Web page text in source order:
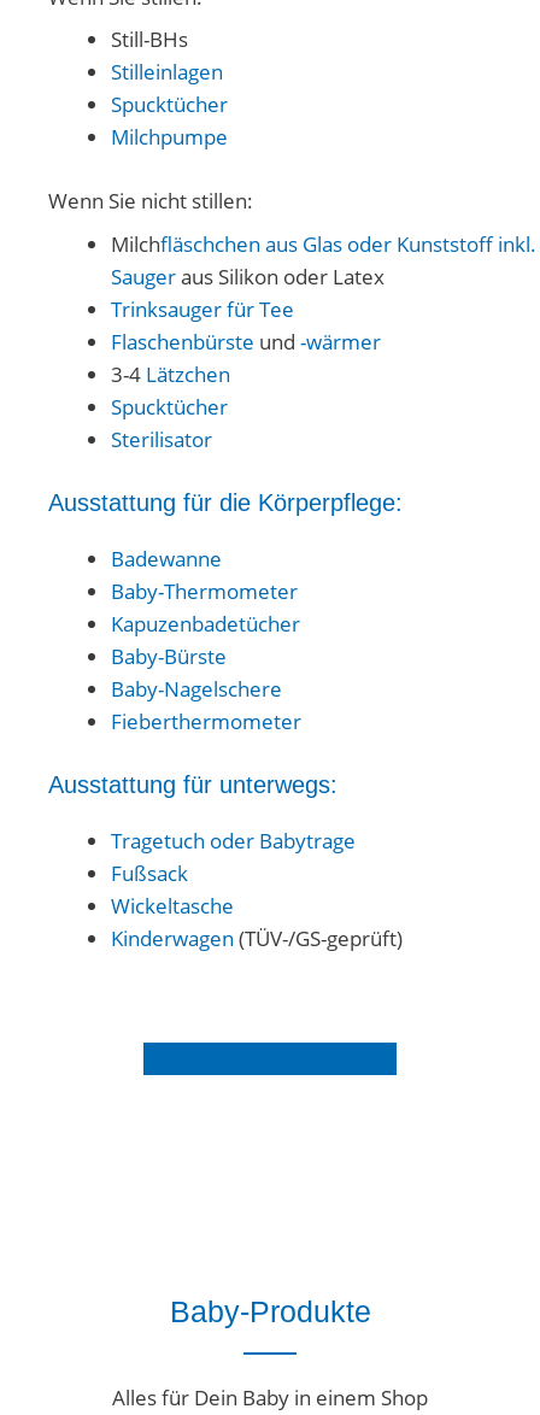
Still-BHs
Stilleinlagen
Spucktücher
Milchpumpe
Wenn Sie nicht stillen:
Milchfläschchen aus Glas oder Kunststoff inkl.
Saugeraus Silikon oder Latex
Trinksauger für Tee
Flaschenbürste und -wärmer
3-4 Lätzchen
Spucktücher
Sterilisator
Ausstattung für die Körperpflege:
Badewanne
Baby-Thermometer
Kapuzenbadetücher
Baby-Bürste
Baby-Nagelschere
Fieberthermometer
Ausstattung für unterwegs:
Tragetuch oder Babytrage
Fußsack
Wickeltasche
Kinderwagen (TÜV-/GS-geprüft)
Baby-Produkte
Alles für Dein Baby in einem Shop